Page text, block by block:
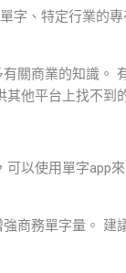
字、特定行業的
關商業的知識。
他平台上找不到
以使用單字app
商務單字量。 建